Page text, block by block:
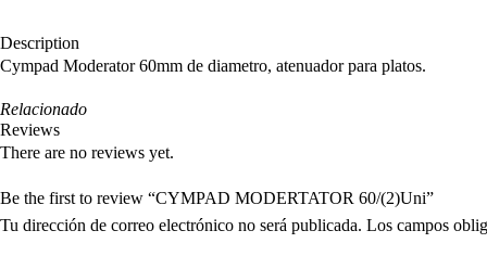
Description
Cympad Moderator 60mm de diametro, atenuador para platos.
Relacionado
Reviews
There are no reviews yet.
Be the first to review “CYMPAD MODERTATOR 60/(2)Uni”
Tu dirección de correo electrónico no será publicada. Los campos